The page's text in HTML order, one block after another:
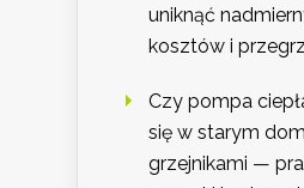
uniknąć
kosztów i
Czy pompa
się w starym
grzejnikami —